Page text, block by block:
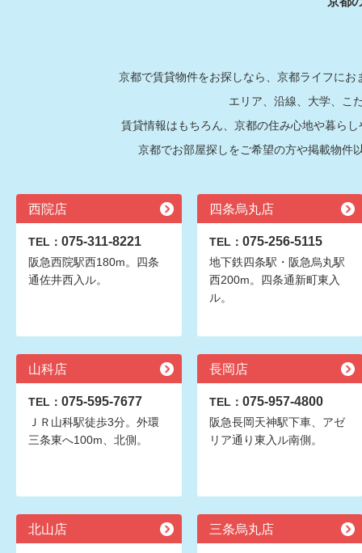
京都で賃貸物件をお探しなら、京都ライフに
エリア、沿線、大学、こ
賃貸情報はもちろん、京都の住み心地や暮ら
京都でお部屋探しをご希望の方や掲載物件
西院店
TEL： 075-311-8221
阪急西院駅西180m。四条
通佐井西入ル。
四条烏丸店
TEL： 075-256-5115
地下鉄四条駅・阪急烏丸駅
西200m。四条通新町東入
ル。
山科店
TEL： 075-595-7677
ＪＲ山科駅徒歩3分。外環
三条東へ100m、北側。
長岡店
TEL： 075-957-4800
阪急長岡天神駅下車、アゼ
リア通り東入ル南側。
北山店 三条烏丸店